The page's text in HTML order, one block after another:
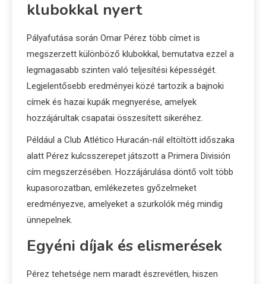
klubokkal nyert
Pályafutása során Omar Pérez több címet is
megszerzett különböző klubokkal, bemutatva ezzel a
legmagasabb szinten való teljesítési képességét.
Legjelentősebb eredményei közé tartozik a bajnoki
címek és hazai kupák megnyerése, amelyek
hozzájárultak csapatai összesített sikeréhez.
Például a Club Atlético Huracán-nál eltöltött időszaka
alatt Pérez kulcsszerepet játszott a Primera División
cím megszerzésében. Hozzájárulása döntő volt több
kupasorozatban, emlékezetes győzelmeket
eredményezve, amelyeket a szurkolók még mindig
ünnepelnek.
Egyéni díjak és elismerések
Pérez tehetsége nem maradt észrevétlen, hiszen